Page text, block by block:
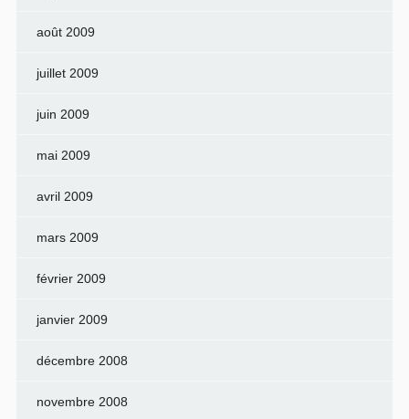
août 2009
juillet 2009
juin 2009
mai 2009
avril 2009
mars 2009
février 2009
janvier 2009
décembre 2008
novembre 2008